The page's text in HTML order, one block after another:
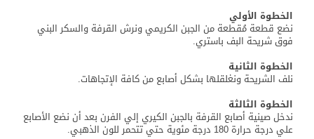
الخطوة الأولي
نضع قطعة مُقطعة من الجبن الكريمي ونرش القرفة والسكر البني
فوق شريحة البف باستري.
الخطوة الثانية
نلف الشريحة ونغلقلها بشكل أصابع من كافة الإتجاهات.
الخطوة الثالثة
ندخل صينية أصابع القرفة بالجبن الكيري إلي الفرن بعد أن نضع الأصابع
علي درجة حرارة 180 درجة مئوية حتي تتحمر للون الذهبي.